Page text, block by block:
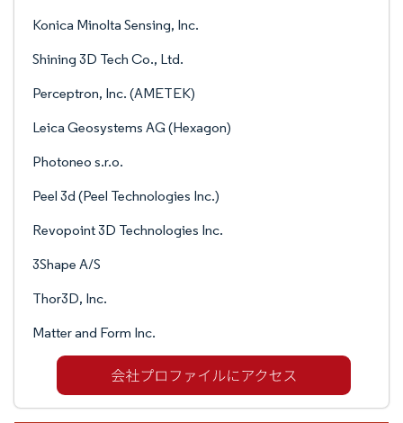
Konica Minolta Sensing, Inc.
Shining 3D Tech Co., Ltd.
Perceptron, Inc. (AMETEK)
Leica Geosystems AG (Hexagon)
Photoneo s.r.o.
Peel 3d (Peel Technologies Inc.)
Revopoint 3D Technologies Inc.
3Shape A/S
Thor3D, Inc.
Matter and Form Inc.